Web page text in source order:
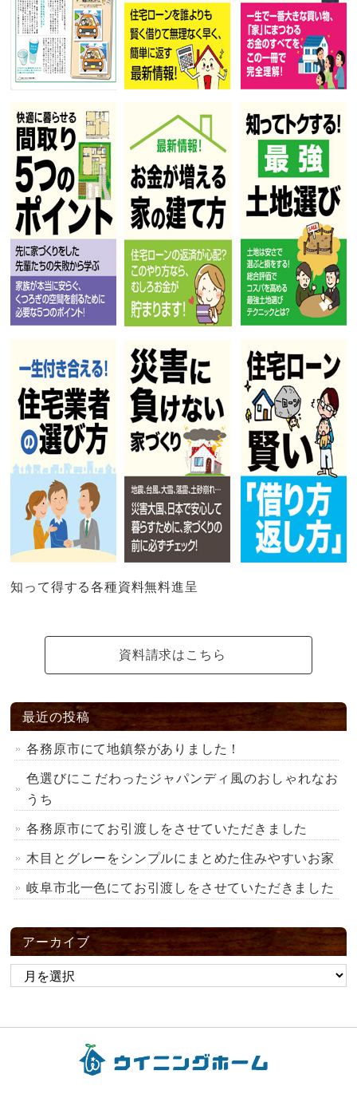
知って得する各種資料無料進呈
資料請求はこちら
最近の投稿
各務原市にて地鎮祭がありました！
色選びにこだわったジャパンディ風のおしゃれなお
うち
各務原市にてお引渡しをさせていただきました
木目とグレーをシンプルにまとめた住みやすいお家
岐阜市北一色にてお引渡しをさせていただきました
アーカイブ